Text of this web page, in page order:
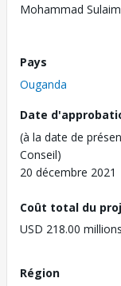
Mohammad
Pays
Ouganda
Date
(à la date de
Conseil)
20 décembre 2021
Coût total du
USD 218.00 millions
Région